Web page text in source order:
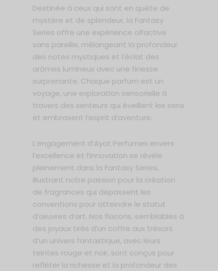
Destinée à ceux qui sont en quête de
mystère et de splendeur, la Fantasy
Series offre une expérience olfactive
sans pareille, mélangeant la profondeur
des notes mystiques et l’éclat des
arômes lumineux avec une finesse
surprenante. Chaque parfum est un
voyage, une exploration sensorielle à
travers des senteurs qui éveillent les sens
et embrasent l’esprit d’aventure.
L’engagement d’Ayat Perfumes envers
l’excellence et l’innovation se révèle
pleinement dans la Fantasy Series,
illustrant notre passion pour la création
de fragrances qui dépassent les
conventions pour atteindre le statut
d’œuvres d’art. Nos flacons, semblables à
des joyaux tirés d’un coffre aux trésors
d’un univers fantastique, avec leurs
teintes rouge et noir, sont conçus pour
refléter la richesse et la profondeur des